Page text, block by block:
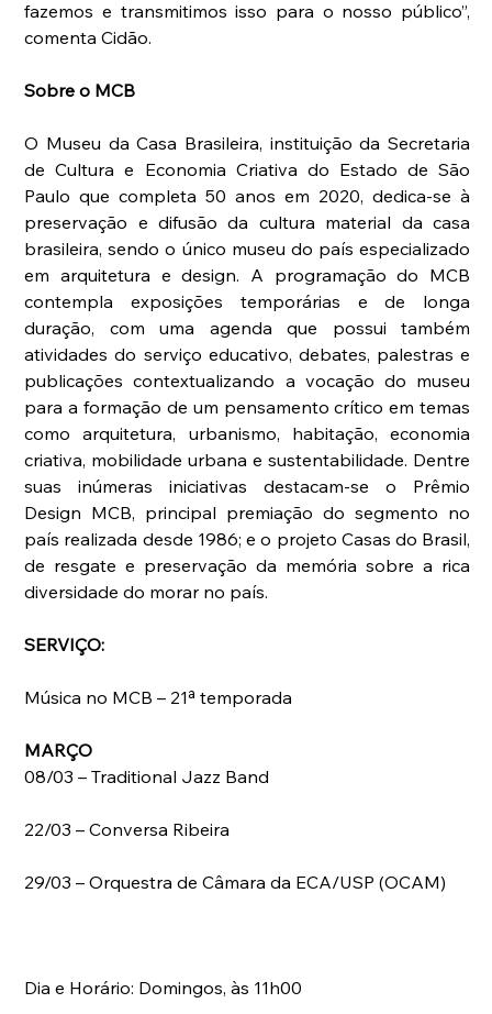
fazemos e transmitimos isso para o nosso público”,
comenta Cidão.
Sobre o MCB
O Museu da Casa Brasileira, instituição da Secretaria
de Cultura e Economia Criativa do Estado de São
Paulo que completa 50 anos em 2020, dedica-se à
preservação e difusão da cultura material da casa
brasileira, sendo o único museu do país especializado
em arquitetura e design. A programação do MCB
contempla exposições temporárias e de longa
duração, com uma agenda que possui também
atividades do serviço educativo, debates, palestras e
publicações contextualizando a vocação do museu
para a formação de um pensamento crítico em temas
como arquitetura, urbanismo, habitação, economia
criativa, mobilidade urbana e sustentabilidade. Dentre
suas inúmeras iniciativas destacam-se o Prêmio
Design MCB, principal premiação do segmento no
país realizada desde 1986; e o projeto Casas do Brasil,
de resgate e preservação da memória sobre a rica
diversidade do morar no país.
SERVIÇO:
Música no MCB – 21ª temporada
MARÇO
08/03 – Traditional Jazz Band
22/03 – Conversa Ribeira
29/03 – Orquestra de Câmara da ECA/USP (OCAM)
Dia e Horário: Domingos, às 11h00